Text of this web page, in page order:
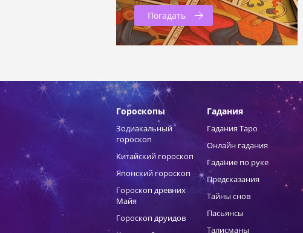
Погадать
Гороскопы
Зодиакальный
гороскоп
Китайский гороскоп
Японский гороскоп
Гороскоп древних
Майя
Гороскоп друидов
Гадания
Гадания Таро
Онлайн гадания
Гадание по руке
Предсказания
Тайны снов
Пасьянсы
Талисманы